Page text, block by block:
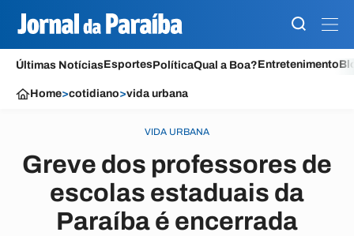
Últimas NotíciasEsportesPolíticaQual a Boa?Entretenimento
Home>cotidiano>vida urbana
VIDA URBANA
Greve dos professores de
escolas estaduais da
Paraíba é encerrada